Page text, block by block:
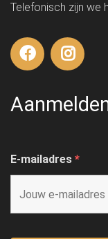
Telefonisch zijn we
E-mailadres *